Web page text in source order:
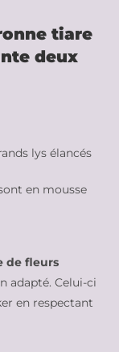
tiare
deux
lys élancés
en mousse
de fleurs
adapté. Celui-ci
en respectant